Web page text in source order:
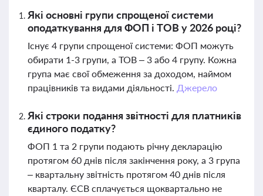
Які основні групи спрощеної системи
оподаткування для ФОП і ТОВ у 2026 році?
Існує 4 групи спрощеної системи: ФОП можуть
обирати 1-3 групи, а ТОВ – 3 або 4 групу. Кожна
група має свої обмеження за доходом, наймом
працівників та видами діяльності. Джерело
Які строки подання звітності для платників
єдиного податку?
ФОП 1 та 2 групи подають річну декларацію
протягом 60 днів після закінчення року, а 3 група
– квартальну звітність протягом 40 днів після
кварталу. ЄСВ сплачується щоквартально не